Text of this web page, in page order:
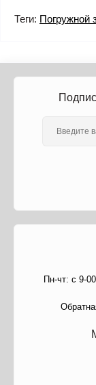
Теги: Погружной
Пн-чт: с 9-